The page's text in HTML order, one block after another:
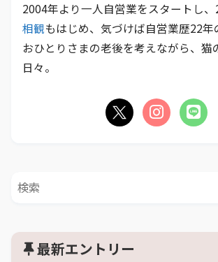
2004年より一人自営業をスタートし
相観もはじめ、気づけば自営業歴22年
おひとりさまの老後を考えながら、猫
日々。
最新エントリー